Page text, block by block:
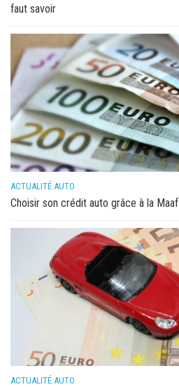
faut savoir
ACTUALITÉ AUTO
Choisir son crédit auto grâce à la Maaf
ACTUALITÉ AUTO